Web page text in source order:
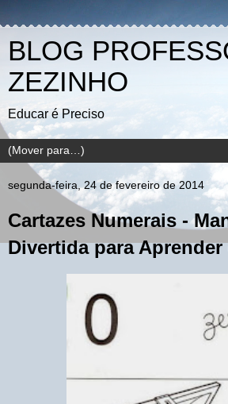
BLOG
ZEZINHO
Educar é Preciso
segunda-feira, 24 de fevereiro de 2014
Cartazes Numerais -
Divertida para